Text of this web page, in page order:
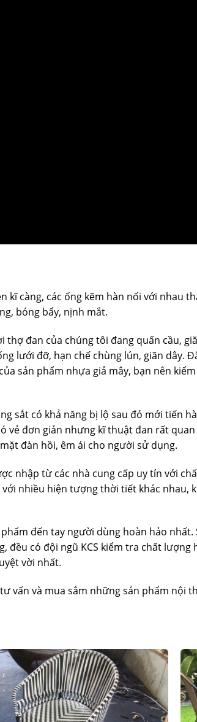
kĩ càng, các ống kẽm hàn nối với nhau
bóng bẩy, nịnh mắt.
thợ đan của chúng tôi đang quấn cầu,
lưới đỡ, hạn chế chùng lún, giãn dây.
sản phẩm nhựa giả mây, bạn nên
sắt có khả năng bị lộ sau đó mới tiến
vẻ đơn giản nhưng kĩ thuật đan rất
đàn hồi, êm ái cho người sử dụng.
nhập từ các nhà cung cấp uy tín với
nhiều hiện tượng thời tiết khác nhau,
đến tay người dùng hoàn hảo
đều có đội ngũ KCS kiểm tra chất lượng
vời nhất.
vấn và mua sắm những sản phẩm nội